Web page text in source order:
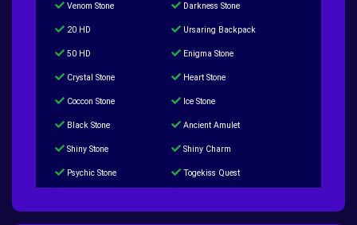
Venom Stone Darkness Stone
20 HD Ursaring Backpack
50 HD Enigma Stone
Crystal Stone Heart Stone
Coccon Stone Ice Stone
Black Stone Ancient Amulet
Shiny Stone Shiny Charm
Psychic Stone Togekiss Quest